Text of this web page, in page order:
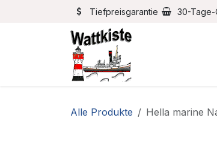
Zum Inhalt springenTiefpreisgarantie 30-Tage-
Alle Produkte Hella marine